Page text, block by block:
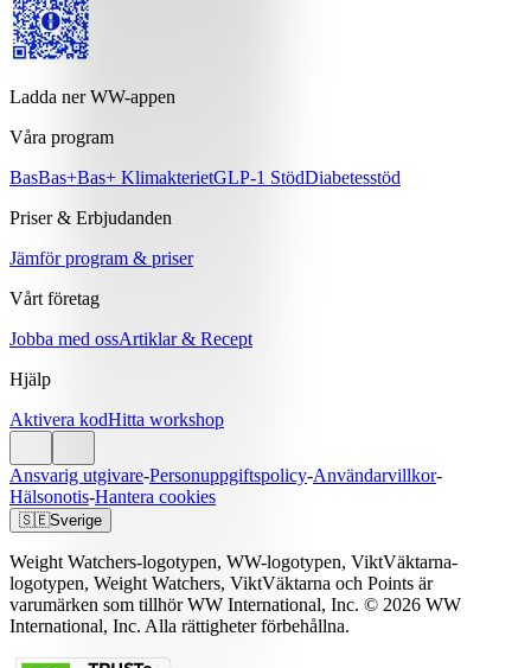
Ladda ner WW-appen
Våra program
BasBas+Bas+ KlimakterietGLP-1 StödDiabetesstöd
Priser & Erbjudanden
Jämför program & priser
Vårt företag
Jobba med ossArtiklar & Recept
Hjälp
Aktivera kodHitta workshop
Ansvarig utgivare-Personuppgiftspolicy-Användarvillkor-
Hälsonotis-Hantera cookies
🇸🇪Sverige
Weight Watchers-logotypen, WW-logotypen, ViktVäktarna-
logotypen, Weight Watchers, ViktVäktarna och Points är
varumärken som tillhör WW International, Inc. © 2026 WW
International, Inc. Alla rättigheter förbehållna.